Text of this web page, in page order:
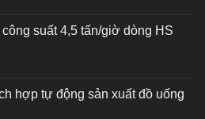
công suất 4,5 tấn/giờ dòng HS
hợp tự động sản xuất đồ uống